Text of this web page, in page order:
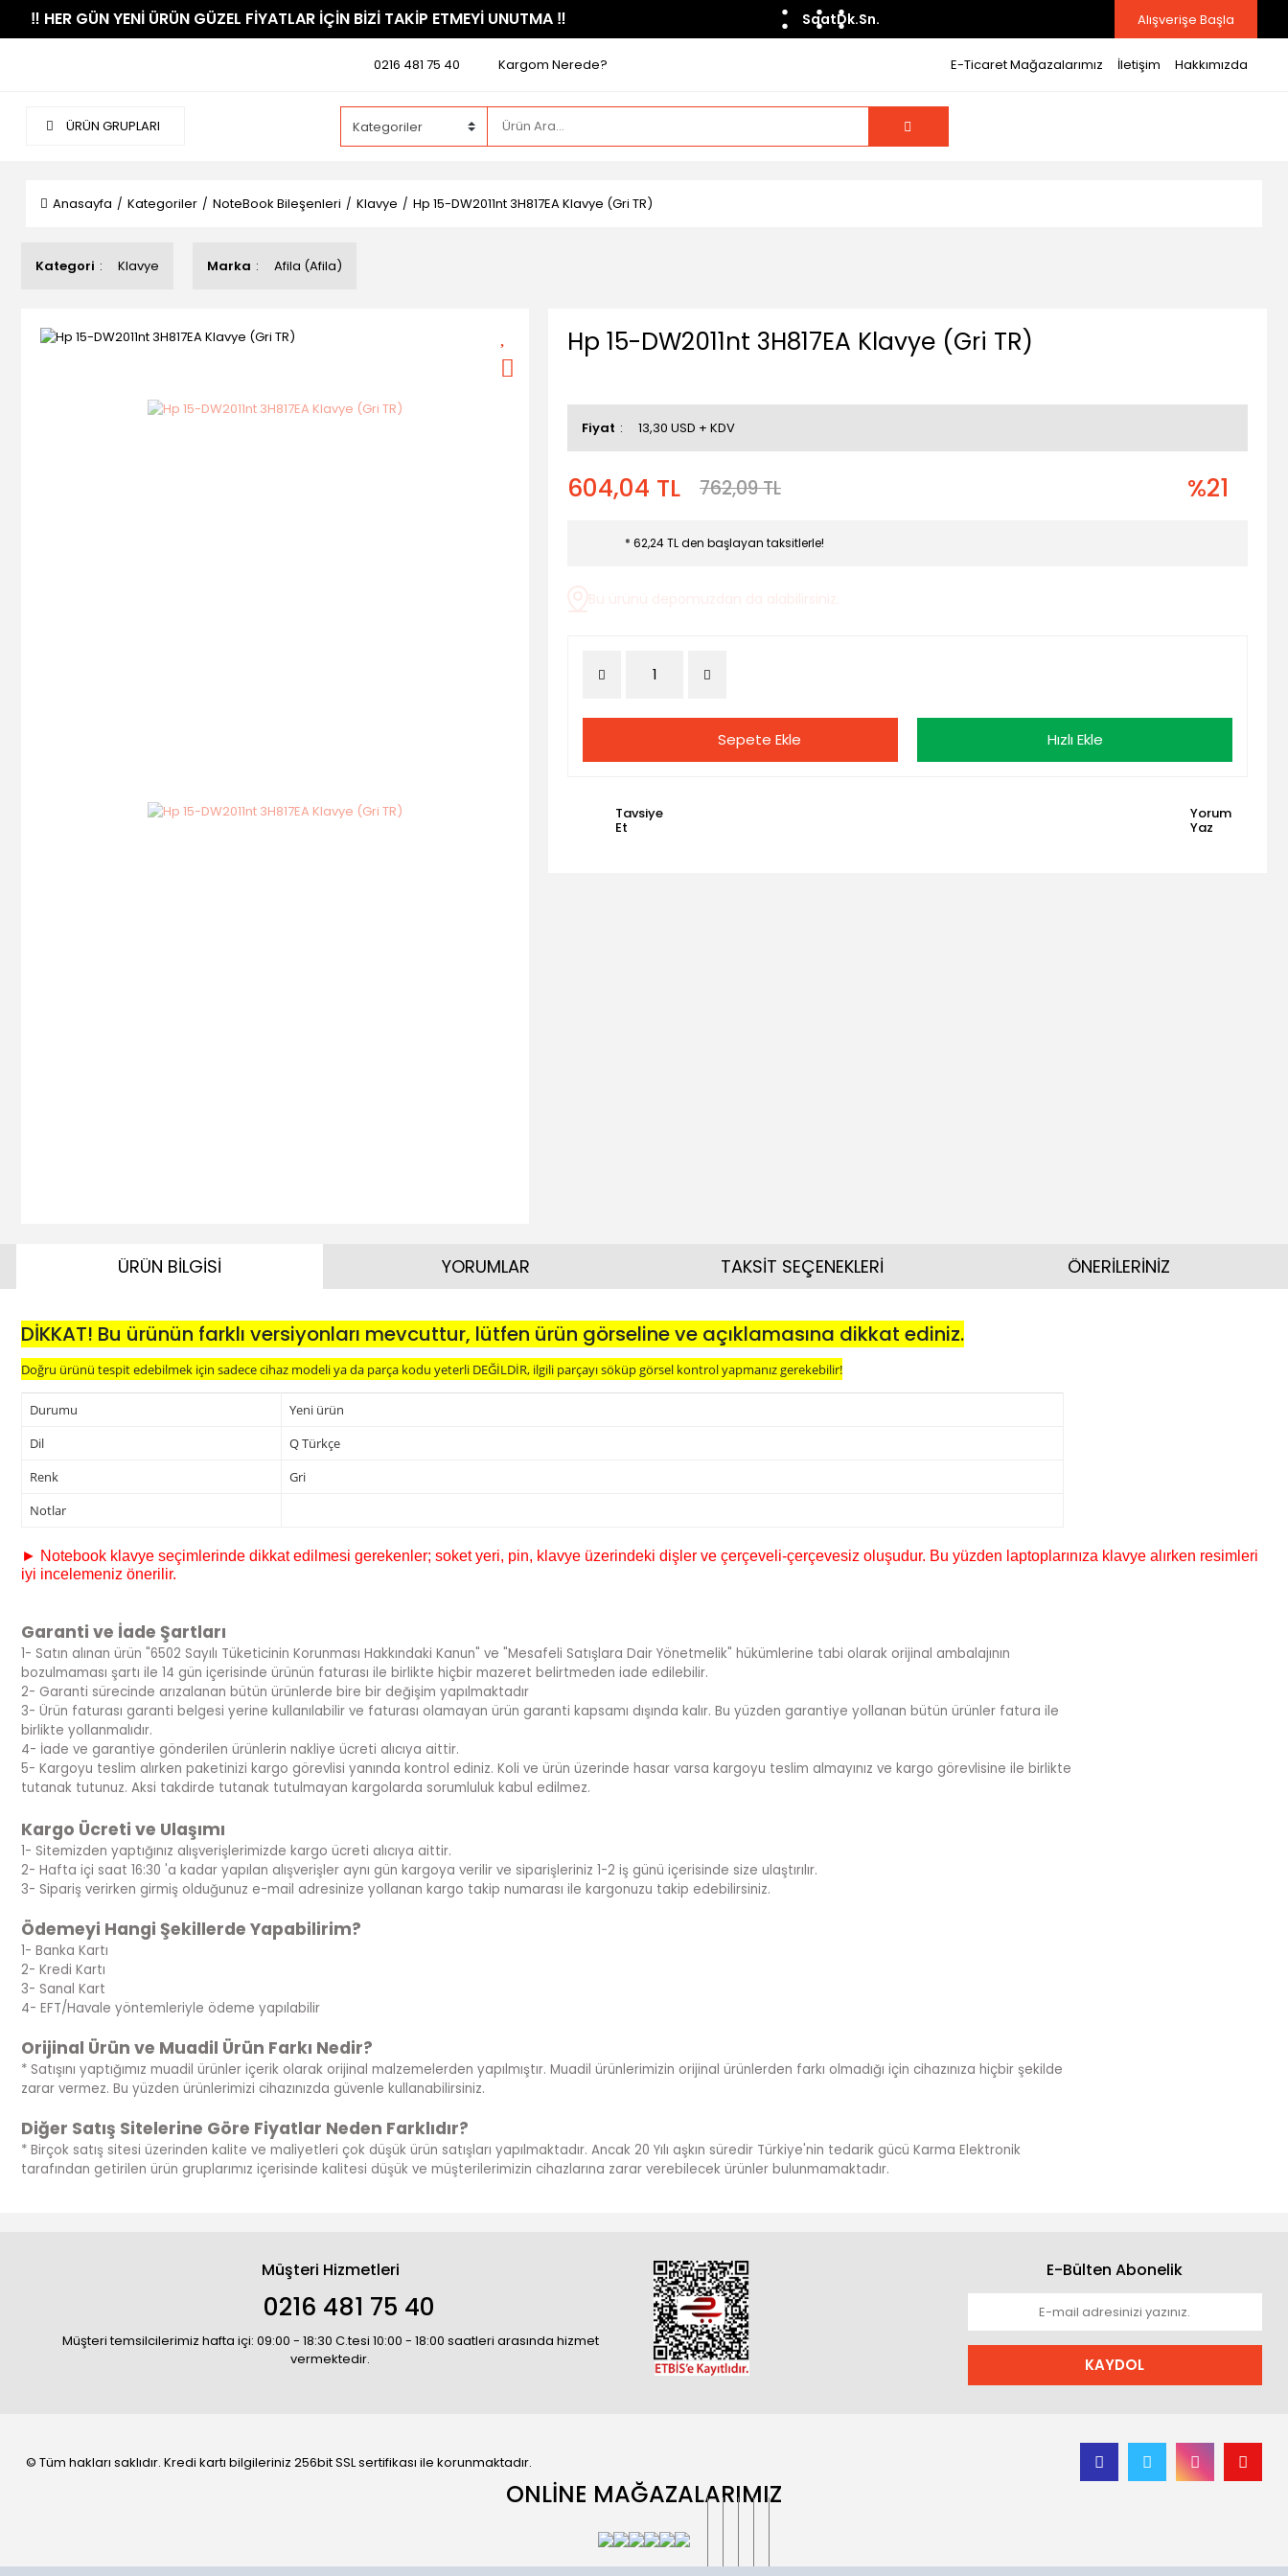
​‼️​ HER GÜN YENİ ÜRÜN GÜZEL FİYATLAR İÇİN BİZİ TAKİP ETMEYİ UNUTMA ​‼️​ SaatDk.Sn. Alışverişe Başla
0216 481 75 40 Kargom Nerede? E-Ticaret Mağazalarımız İletişim Hakkımızda
ÜRÜN GRUPLARI
Anasayfa Kategoriler NoteBook Bileşenleri Klavye Hp 15-DW2011nt 3H817EA Klavye (Gri TR)
Kategori Klavye Marka Afila (Afila)
Hp 15-DW2011nt 3H817EA Klavye (Gri TR)
Fiyat 13,30 USD + KDV
604,04 TL 762,09 TL %21
* 62,24 TL den başlayan taksitlerle!
Sepete Ekle Hızlı Ekle
Tavsiye
Et
Yorum
Yaz
ÜRÜN BİLGİSİ
DİKKAT! Bu ürünün farklı versiyonları mevcuttur, lütfen ürün görseline ve açıklamasına dikkat ediniz.
Doğru ürünü tespit edebilmek için sadece cihaz modeli ya da parça kodu yeterli DEĞİLDİR, ilgili parçayı söküp görsel kontrol yapmanız gerekebilir!
Durumu
Yeni ürün
Dil
Q Türkçe
Renk
Gri
Notlar
► Notebook klavye seçimlerinde dikkat edilmesi gerekenler; soket yeri, pin, klavye üzerindeki dişler ve çerçeveli-çerçevesiz oluşudur. Bu yüzden laptoplarınıza klavye alırken resimleri
iyi incelemeniz önerilir.
Garanti ve İade Şartları
1- Satın alınan ürün "6502 Sayılı Tüketicinin Korunması Hakkındaki Kanun" ve "Mesafeli Satışlara Dair Yönetmelik" hükümlerine tabi olarak orijinal ambalajının
bozulmaması şartı ile 14 gün içerisinde ürünün faturası ile birlikte hiçbir mazeret belirtmeden iade edilebilir.
2- Garanti sürecinde arızalanan bütün ürünlerde bire bir değişim yapılmaktadır
3- Ürün faturası garanti belgesi yerine kullanılabilir ve faturası olamayan ürün garanti kapsamı dışında kalır. Bu yüzden garantiye yollanan bütün ürünler fatura ile
birlikte yollanmalıdır.
4- İade ve garantiye gönderilen ürünlerin nakliye ücreti alıcıya aittir.
5- Kargoyu teslim alırken paketinizi kargo görevlisi yanında kontrol ediniz. Koli ve ürün üzerinde hasar varsa kargoyu teslim almayınız ve kargo görevlisine ile birlikte
tutanak tutunuz. Aksi takdirde tutanak tutulmayan kargolarda sorumluluk kabul edilmez.
Kargo Ücreti ve Ulaşımı
1- Sitemizden yaptığınız alışverişlerimizde kargo ücreti alıcıya aittir.
2- Hafta içi saat 16:30 'a kadar yapılan alışverişler aynı gün kargoya verilir ve siparişleriniz 1-2 iş günü içerisinde size ulaştırılır.
3- Sipariş verirken girmiş olduğunuz e-mail adresinize yollanan kargo takip numarası ile kargonuzu takip edebilirsiniz.
Ödemeyi Hangi Şekillerde Yapabilirim?
1- Banka Kartı
2- Kredi Kartı
3- Sanal Kart
4- EFT/Havale yöntemleriyle ödeme yapılabilir
Orijinal Ürün ve Muadil Ürün Farkı Nedir?
* Satışını yaptığımız muadil ürünler içerik olarak orijinal malzemelerden yapılmıştır. Muadil ürünlerimizin orijinal ürünlerden farkı olmadığı için cihazınıza hiçbir şekilde
zarar vermez. Bu yüzden ürünlerimizi cihazınızda güvenle kullanabilirsiniz.
Diğer Satış Sitelerine Göre Fiyatlar Neden Farklıdır?
* Birçok satış sitesi üzerinden kalite ve maliyetleri çok düşük ürün satışları yapılmaktadır. Ancak 20 Yılı aşkın süredir Türkiye'nin tedarik gücü Karma Elektronik
tarafından getirilen ürün gruplarımız içerisinde kalitesi düşük ve müşterilerimizin cihazlarına zarar verebilecek ürünler bulunmamaktadır.
YORUMLAR TAKSİT SEÇENEKLERİ ÖNERİLERİNİZ
Müşteri Hizmetleri
0216 481 75 40
Müşteri temsilcilerimiz hafta içi: 09:00 - 18:30 C.tesi 10:00 - 18:00 saatleri arasında hizmet
vermektedir.
E-Bülten Abonelik
KAYDOL
© Tüm hakları saklıdır. Kredi kartı bilgileriniz 256bit SSL sertifikası ile korunmaktadır.
ONLİNE MAĞAZALARIMIZ